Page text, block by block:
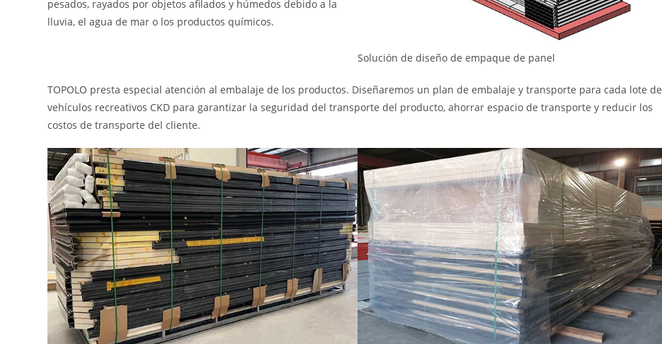
pesados, rayados por objetos afilados y húmedos debido a la
lluvia, el agua de mar o los productos químicos.
Solución de diseño de empaque de panel
TOPOLO presta especial atención al embalaje de los productos. Diseñaremos un plan de embalaje y transporte para cada lote de
vehículos recreativos CKD para garantizar la seguridad del transporte del producto, ahorrar espacio de transporte y reducir los
costos de transporte del cliente.